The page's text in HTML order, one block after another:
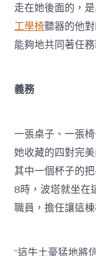
走在她後面的，
工學椅聽器的他
能夠地共同著任務
義務
一張桌子、一張
她收藏的四對完
其中一個杯子的
8時，波塔就坐在
職員，擔任讓這
“這牛土豪猛地將